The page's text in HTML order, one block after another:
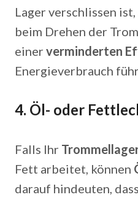
Lager verschlissen
beim Drehen der
einer verminderten
Energieverbrauch
4. Öl- oder
Falls Ihr
Fett arbeitet, können
darauf hindeuten,